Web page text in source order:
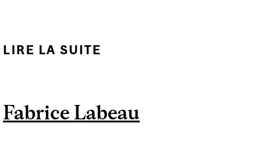
LIRE LA SUITE
Fabrice Labeau